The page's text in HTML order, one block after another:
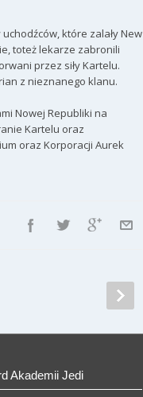
które zalały New
toteż lekarze zabronili
przez siły Kartelu.
z nieznanego klanu.
Nowej Republiki na
Kartelu oraz
oraz Korporacji Aurek
Akademii Jedi